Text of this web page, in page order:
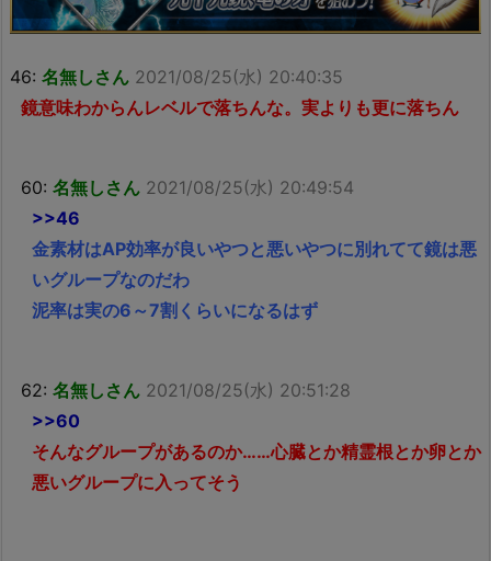
46: 名無しさん 2021/08/25(水) 20:40:35
鏡意味わからんレベルで落ちんな。実よりも更に落ちん
60: 名無しさん 2021/08/25(水) 20:49:54
>>46
金素材はAP効率が良いやつと悪いやつに別れてて鏡は悪
いグループなのだわ
泥率は実の6～7割くらいになるはず
62: 名無しさん 2021/08/25(水) 20:51:28
>>60
そんなグループがあるのか……心臓とか精霊根とか卵とか
悪いグループに入ってそう